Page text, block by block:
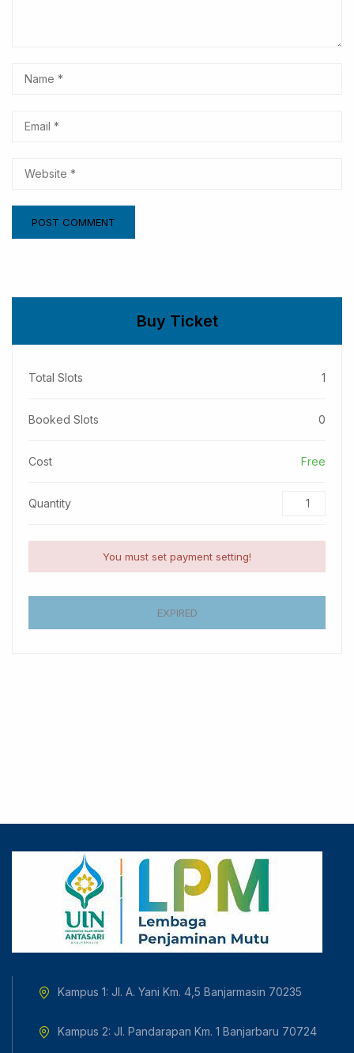
Buy Ticket
Total Slots 1
Booked Slots 0
Cost Free
Quantity
You must set payment setting!
EXPIRED
Kampus 1: Jl. A. Yani Km. 4,5 Banjarmasin 70235
Kampus 2: Jl. Pandarapan Km. 1 Banjarbaru 70724